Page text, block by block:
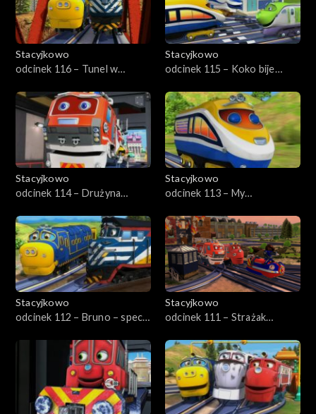
Stacyjkowo
odcinek 116 – Tunel w
Stacyjkowo
odcinek 115 – Koko bije
Stacyjkowo
odcinek 114 – Drużyna
Stacyjkowo
odcinek 113 – My
Stacyjkowo
odcinek 112 – Bruno – spec
Stacyjkowo
odcinek 111 – Strażak